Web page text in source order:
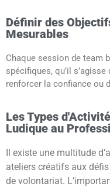
Définir des
Mesurables
Chaque session de team
spécifiques, qu’il s’agisse
renforcer la confiance ou
Les Types
Ludique au
Il existe une multitude
ateliers créatifs aux
de volontariat.